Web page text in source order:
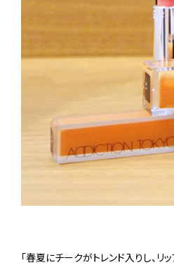
「春夏にチークがトレンド入りし、